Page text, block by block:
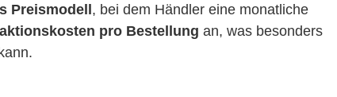
Preismodell, bei dem Händler eine monatliche
pro Bestellung an, was besonders